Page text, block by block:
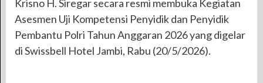
Krisno H. Siregar secara resmi membuka Kegiatan
Asesmen Uji Kompetensi Penyidik dan Penyidik
Pembantu Polri Tahun Anggaran 2026 yang digelar
di Swissbell Hotel Jambi, Rabu (20/5/2026).